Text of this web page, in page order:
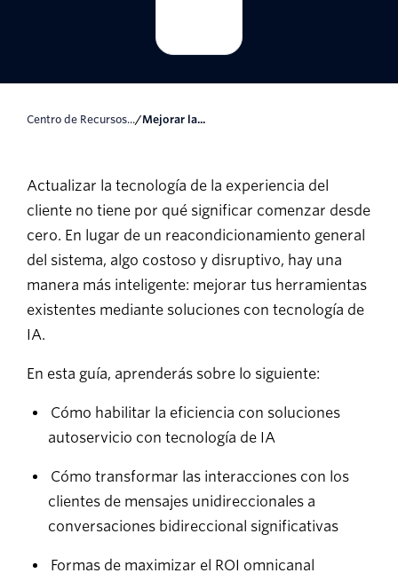
Centro de Recursos.../ Mejorar la...
Actualizar la tecnología de la experiencia del
cliente no tiene por qué significar comenzar desde
cero. En lugar de un reacondicionamiento general
del sistema, algo costoso y disruptivo, hay una
manera más inteligente: mejorar tus herramientas
existentes mediante soluciones con tecnología de
IA.
En esta guía, aprenderás sobre lo siguiente:
Cómo habilitar la eficiencia con soluciones
autoservicio con tecnología de IA
Cómo transformar las interacciones con los
clientes de mensajes unidireccionales a
conversaciones bidireccional significativas
Formas de maximizar el ROI omnicanal